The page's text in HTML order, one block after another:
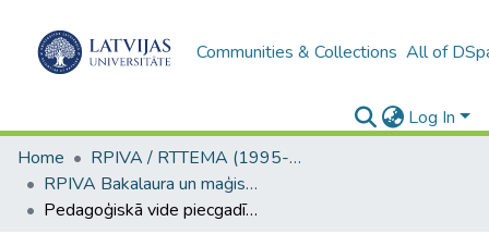
Communities & Collections All of
Log In
Home
RPIVA / RTTEMA (1995-2016)
RPIVA Bakalaura un maģistra darbi / RTTEMA Bachelor's and Master's theses (1995-2017)
Pedagoģiskā vide piecgadīgo un sešgadīgo bērnu lasītprasmes un rakstītprasmes apguves veicināšanai